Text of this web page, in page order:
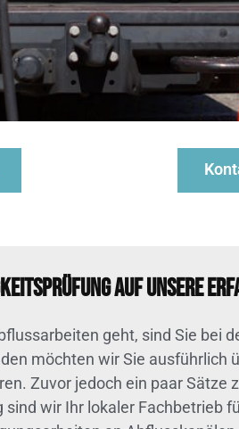
auf unsere
geht, sind Sie bei
möchten wir Sie ausführlich
Zuvor jedoch ein paar Sätze
wir Ihr lokaler Fachbetrieb